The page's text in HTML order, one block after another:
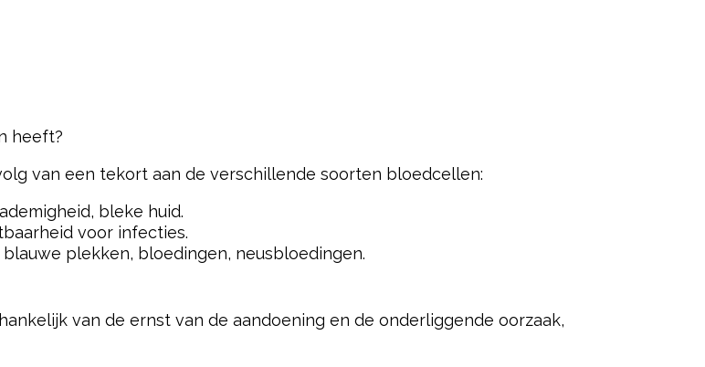
heeft?
van een tekort aan de verschillende soorten bloedcellen:
bleke huid.
voor infecties.
blauwe plekken, bloedingen, neusbloedingen.
van de ernst van de aandoening en de onderliggende oorzaak,